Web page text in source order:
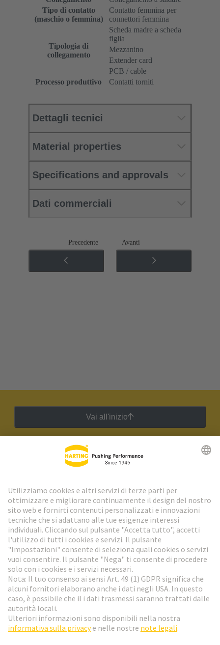
Tipo di contatto
(maschio o femmina)
Contatto femmina per
connettori femmina
Tipologia di
collegamento
Scheda madre a scheda
figlia
Mezzanino
Extender card
PCB / cable
Processo produttivo
Contatti torniti
Dettagli tecnici
Material properties
Specifications and approvals
Dati commerciali
Precedente Avanti
Vai all'inizio
Newsletter HARTING
Vai al registrazione
Social Media
Svizzera Italiano